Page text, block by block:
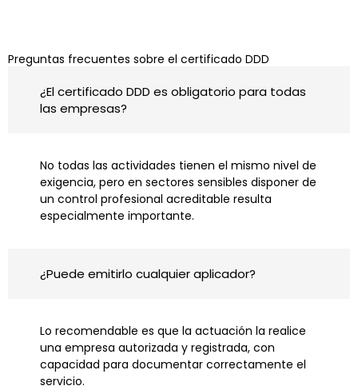
Preguntas frecuentes sobre el certificado DDD
¿El certificado DDD es obligatorio para todas
las empresas?
No todas las actividades tienen el mismo nivel de
exigencia, pero en sectores sensibles disponer de
un control profesional acreditable resulta
especialmente importante.
¿Puede emitirlo cualquier aplicador?
Lo recomendable es que la actuación la realice
una empresa autorizada y registrada, con
capacidad para documentar correctamente el
servicio.